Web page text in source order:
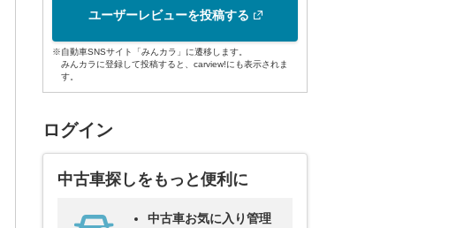
ユーザーレビューを投稿する
※自動車SNSサイト「みんカラ」に遷移します。
みんカラに登録して投稿すると、carview!にも表示されま
す。
ログイン
中古車探しをもっと便利に
中古車お気に入り管理